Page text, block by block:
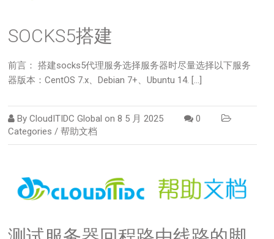
SOCKS5搭建
前言： 搭建socks5代理服务选择服务器时尽量选择以下服务
器版本：CentOS 7.x、Debian 7+、Ubuntu 14. […]
ByCloudITIDC Global on8 5 月 2025
0
Categories /帮助文档